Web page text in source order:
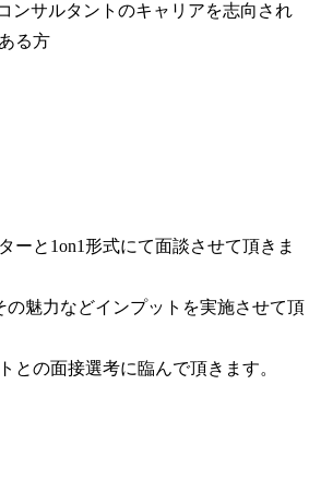
ンサルタントのキャリアを志向され
る方
ーと1on1形式にて面談させて頂きま
の魅力などインプットを実施させて頂
との面接選考に臨んで頂きます。